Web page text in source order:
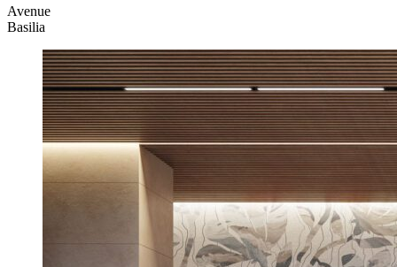
Avenue
Basilia